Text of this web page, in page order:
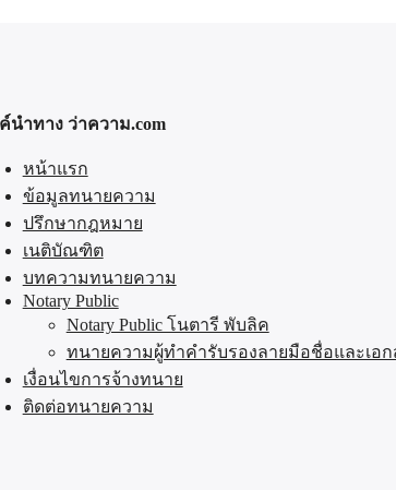
นำทาง ว่าความ.com
หน้าแรก
ข้อมูลทนายความ
ปรึกษากฎหมาย
เนติบัณฑิต
บทความทนายความ
Notary Public
Notary Public โนตารี พับลิค
ทนายความผู้ทำคำรับรองลายมือชื่อและเอก
เงื่อนไขการจ้างทนาย
ติดต่อทนายความ